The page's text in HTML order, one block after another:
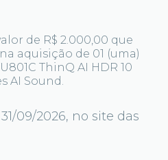
de R$ 2.000,00 que
aquisição de 01 (uma)
ThinQ AI HDR 10
AI Sound.
09/2026, no site das